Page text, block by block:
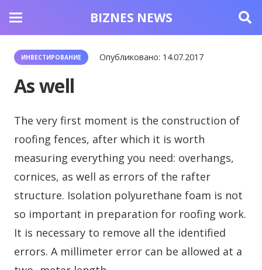
BIZNES NEWS
ИНВЕСТИРОВАНИЕ Опубликовано: 14.07.2017
As well
The very first moment is the construction of
roofing fences, after which it is worth
measuring everything you need: overhangs,
cornices, as well as errors of the rafter
structure. Isolation polyurethane foam is not
so important in preparation for roofing work.
It is necessary to remove all the identified
errors. A millimeter error can be allowed at a